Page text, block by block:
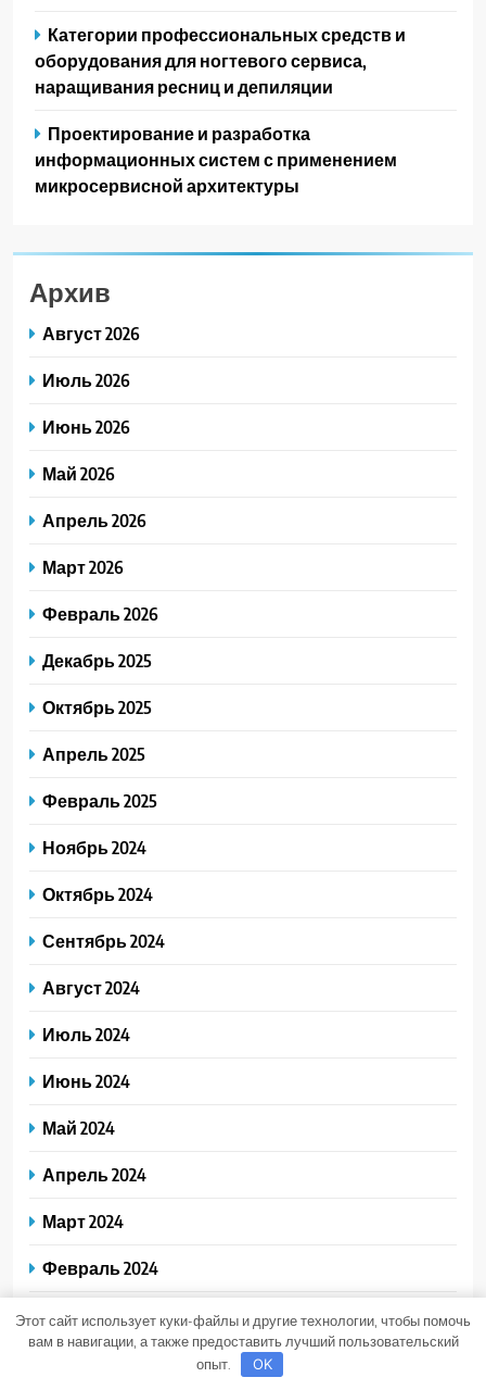
Категории профессиональных средств и
оборудования для ногтевого сервиса,
наращивания ресниц и депиляции
Проектирование и разработка
информационных систем с применением
микросервисной архитектуры
Архив
Август 2026
Июль 2026
Июнь 2026
Май 2026
Апрель 2026
Март 2026
Февраль 2026
Декабрь 2025
Октябрь 2025
Апрель 2025
Февраль 2025
Ноябрь 2024
Октябрь 2024
Сентябрь 2024
Август 2024
Июль 2024
Июнь 2024
Май 2024
Апрель 2024
Март 2024
Февраль 2024
Ноябрь 2023
Этот сайт использует куки-файлы и другие технологии, чтобы помочь
вам в навигации, а также предоставить лучший пользовательский
опыт.
OK